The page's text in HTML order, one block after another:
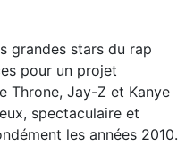
grandes stars du rap
pour un projet
Throne, Jay-Z et Kanye
spectaculaire et
les années 2010.